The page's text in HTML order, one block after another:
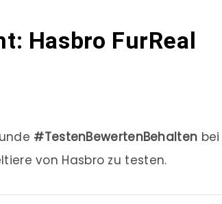
Hasbro FurReal
#TestenBewertenBehalten bei
von Hasbro zu testen.